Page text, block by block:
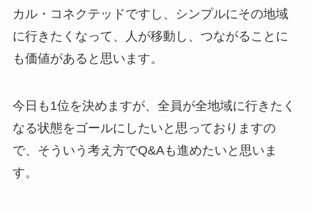
カル・コネクテッドですし、シンプルにその地域
に行きたくなって、人が移動し、つながることに
も価値があると思います。
今日も1位を決めますが、全員が全地域に行きたく
なる状態をゴールにしたいと思っておりますの
で、そういう考え方でQ&Aも進めたいと思いま
す。